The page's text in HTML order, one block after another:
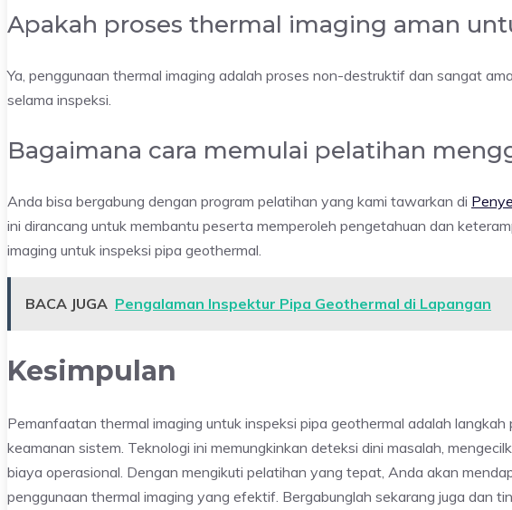
Apakah proses thermal imaging aman
Ya, penggunaan thermal imaging adalah proses non-destruktif dan sangat
selama inspeksi.
Bagaimana cara memulai pelatihan
Anda bisa bergabung dengan program pelatihan yang kami tawarkan di
ini dirancang untuk membantu peserta memperoleh pengetahuan dan
imaging untuk inspeksi pipa geothermal.
BACA JUGA Pengalaman Inspektur Pipa Geothermal di Lapangan
Kesimpulan
Pemanfaatan thermal imaging untuk inspeksi pipa geothermal adalah
keamanan sistem. Teknologi ini memungkinkan deteksi dini masalah,
biaya operasional. Dengan mengikuti pelatihan yang tepat, Anda akan
penggunaan thermal imaging yang efektif. Bergabunglah sekarang juga dan